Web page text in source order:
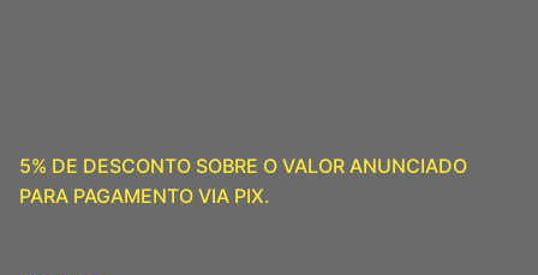
5% DE DESCONTO SOBRE O VALOR ANUNCIADO
PARA PAGAMENTO VIA PIX.